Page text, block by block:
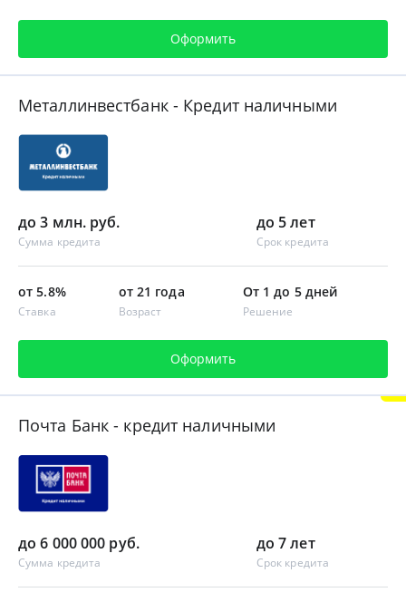
Оформить
Металлинвестбанк - Кредит наличными
до 3 млн. руб.
Сумма кредита
до 5 лет
Срок кредита
от 5.8%
Ставка
от 21 года
Возраст
От 1 до 5 дней
Решение
Оформить
Почта Банк - кредит наличными
до 6 000 000 руб.
Сумма кредита
до 7 лет
Срок кредита